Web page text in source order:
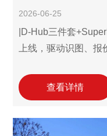
2026-06-25
|D-Hub三件套
上线，驱动识图、
月24日，河南万高电
高电力")签约引入利
标书-发票验真（
查看详情